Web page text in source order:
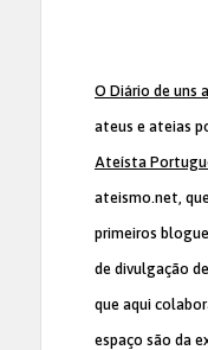
O Diário de uns
ateus e ateias
Ateísta
ateismo.net,
primeiros
de divulgação
que aqui
espaço são da